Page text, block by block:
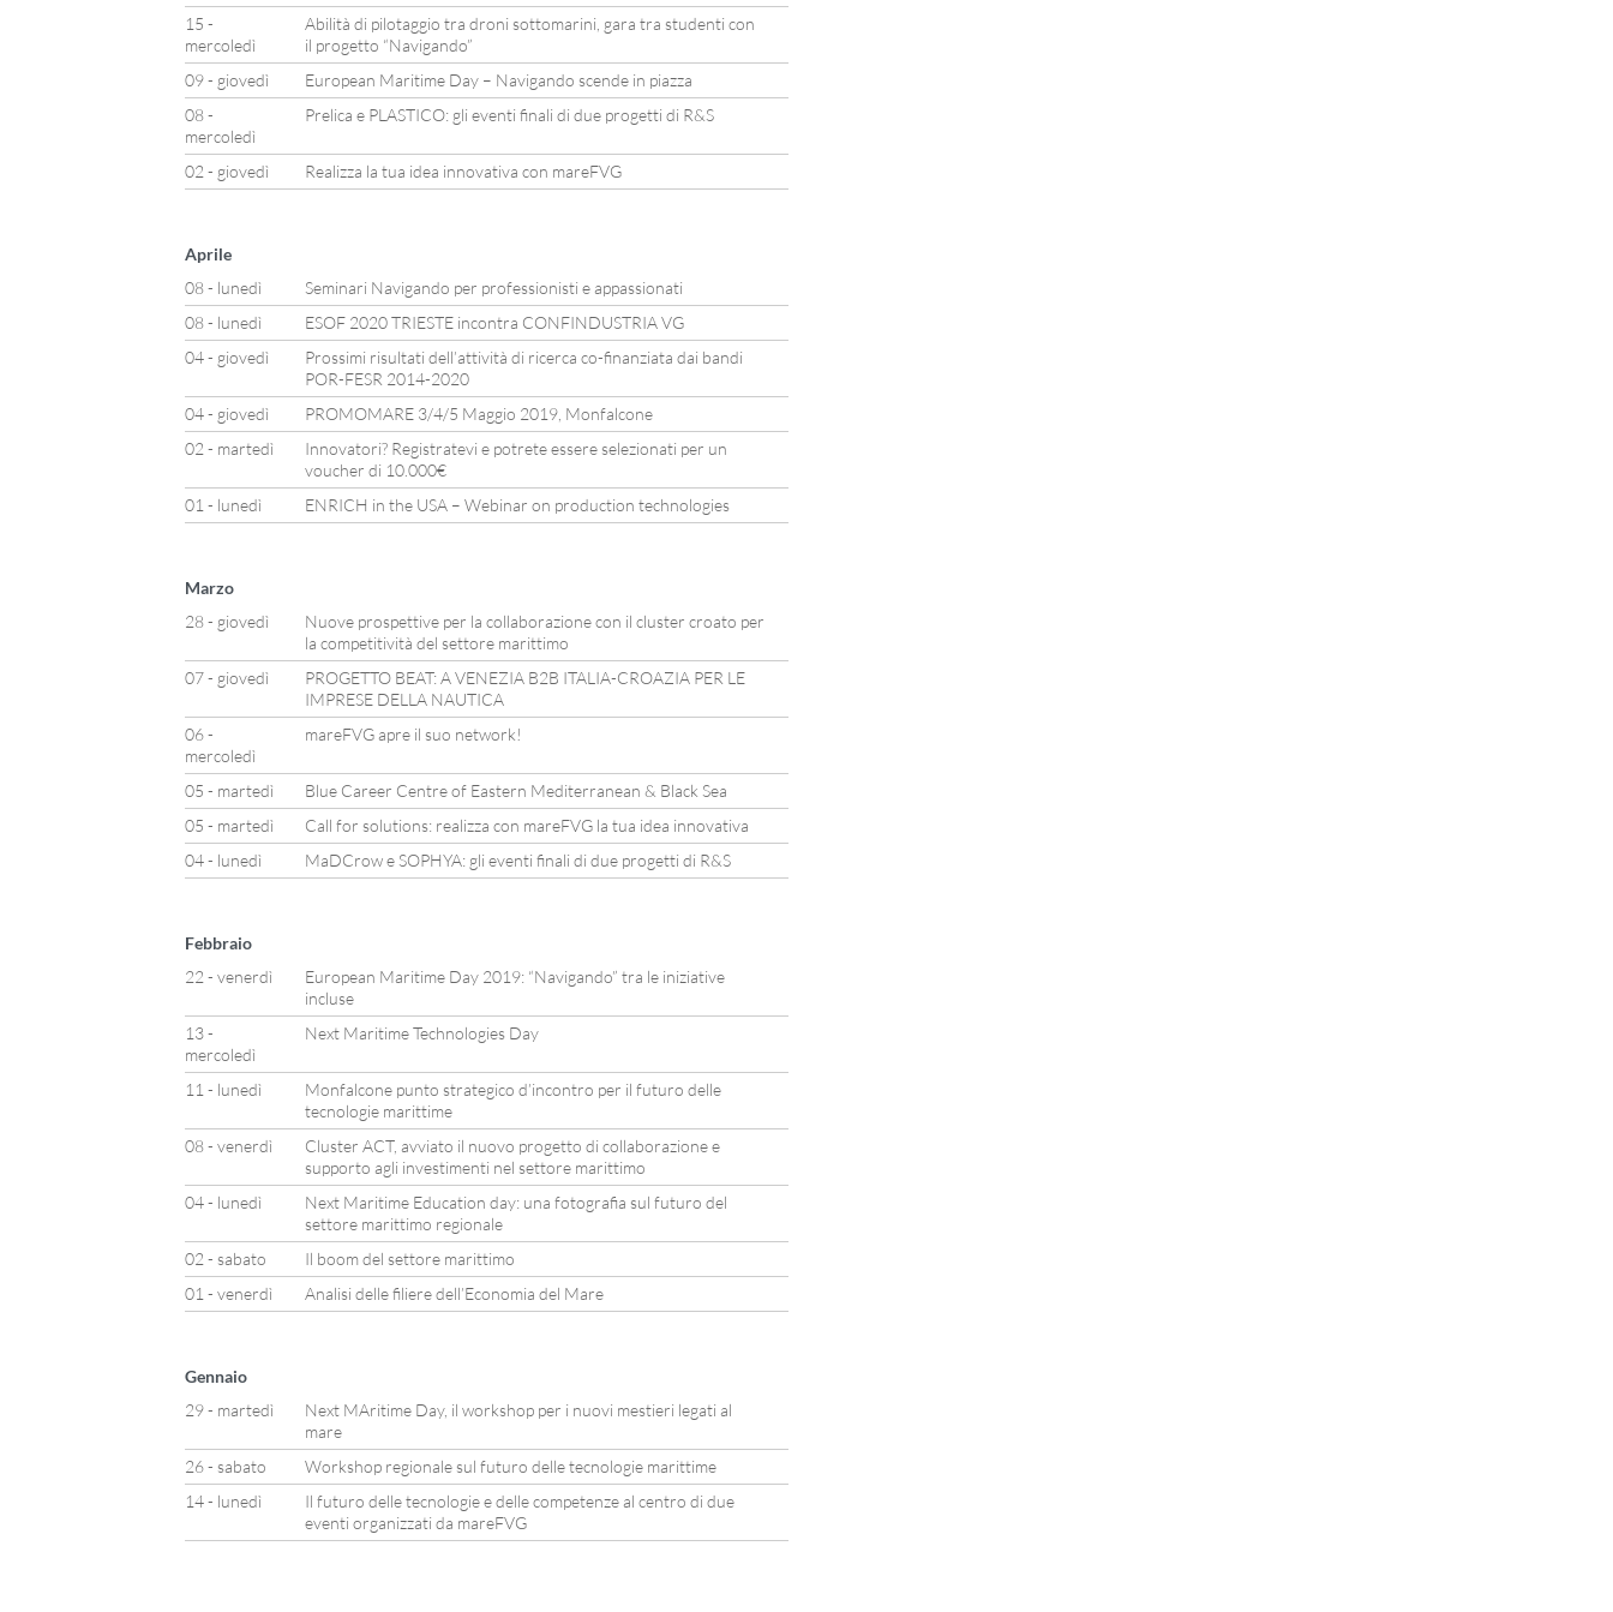
15 -
mercoledì
Abilità di pilotaggio tra droni sottomarini, gara tra studenti con
il progetto “Navigando”
09 - giovedì
European Maritime Day – Navigando scende in piazza
08 -
mercoledì
Prelica e PLASTICO: gli eventi finali di due progetti di R&S
02 - giovedì Realizza la tua idea innovativa con mareFVG
Aprile
08 - lunedì
Seminari Navigando per professionisti e appassionati
08 - lunedì
ESOF 2020 TRIESTE incontra CONFINDUSTRIA VG
04 - giovedì
Prossimi risultati dell’attività di ricerca co-finanziata dai bandi
POR-FESR 2014-2020
04 - giovedì
PROMOMARE 3/4/5 Maggio 2019, Monfalcone
02 - martedì
Innovatori? Registratevi e potrete essere selezionati per un
voucher di 10.000€
01 - lunedì
ENRICH in the USA – Webinar on production technologies
Marzo
28 - giovedì
Nuove prospettive per la collaborazione con il cluster croato per
la competitività del settore marittimo
07 - giovedì
PROGETTO BEAT: A VENEZIA B2B ITALIA-CROAZIA PER LE
IMPRESE DELLA NAUTICA
06 -
mercoledì
mareFVG apre il suo network!
05 - martedì
Blue Career Centre of Eastern Mediterranean & Black Sea
05 - martedì
Call for solutions: realizza con mareFVG la tua idea innovativa
04 - lunedì
MaDCrow e SOPHYA: gli eventi finali di due progetti di R&S
Febbraio
22 - venerdì
European Maritime Day 2019: “Navigando” tra le iniziative
incluse
13 -
mercoledì
Next Maritime Technologies Day
11 - lunedì
Monfalcone punto strategico d’incontro per il futuro delle
tecnologie marittime
08 - venerdì
Cluster ACT, avviato il nuovo progetto di collaborazione e
supporto agli investimenti nel settore marittimo
04 - lunedì
Next Maritime Education day: una fotografia sul futuro del
settore marittimo regionale
02 - sabato
Il boom del settore marittimo
01 - venerdì
Analisi delle filiere dell’Economia del Mare
Gennaio
29 - martedì
Next MAritime Day, il workshop per i nuovi mestieri legati al
mare
26 - sabato
Workshop regionale sul futuro delle tecnologie marittime
14 - lunedì
Il futuro delle tecnologie e delle competenze al centro di due
eventi organizzati da mareFVG